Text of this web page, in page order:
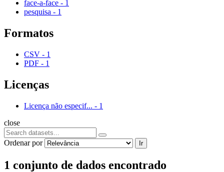
face-a-face - 1
pesquisa - 1
Formatos
CSV - 1
PDF - 1
Licenças
Licença não especif... - 1
close
Ordenar por Ir
1 conjunto de dados encontrado